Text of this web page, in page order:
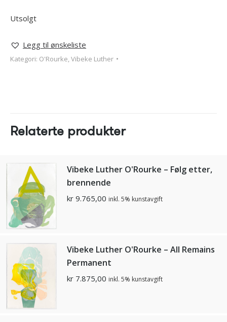
Utsolgt
Legg til ønskeliste
Kategori: O'Rourke, Vibeke Luther
Relaterte produkter
Vibeke Luther O'Rourke – Følg etter,
brennende
kr 9.765,00 inkl. 5% kunstavgift
Vibeke Luther O'Rourke – All Remains
Permanent
kr 7.875,00 inkl. 5% kunstavgift